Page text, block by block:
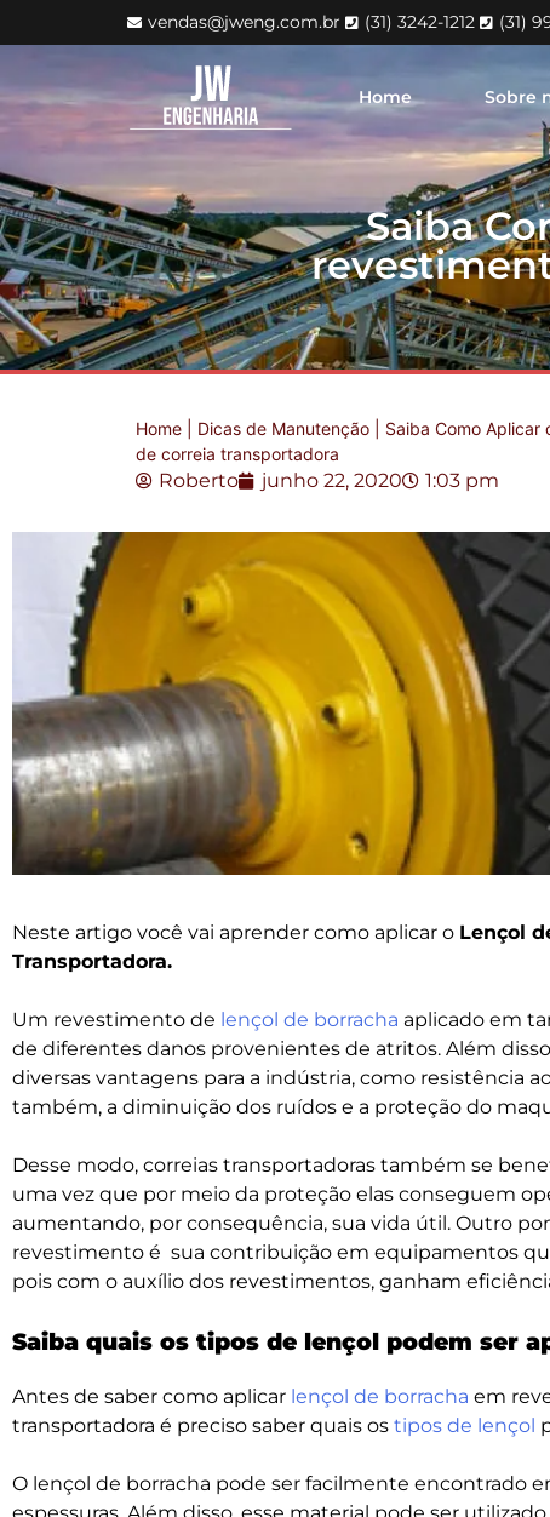
vendas@jweng.com.br (31) 3242-1212 (31)
Home Sobre
Saiba
Home Dicas de Manutenção
Saiba Como
de correia transportadora
Roberto junho 22, 2020 1:03 pm
Neste artigo você vai aprender como aplicar o Lençol
Transportadora.
Um revestimento de lençol de borracha aplicado em
de diferentes danos provenientes de atritos. Além
diversas vantagens para a indústria, como resistência
também, a diminuição dos ruídos e a proteção do
Desse modo, correias transportadoras também se
uma vez que por meio da proteção elas conseguem
aumentando, por consequência, sua vida útil. Outro
revestimento é sua contribuição em equipamentos
pois com o auxílio dos revestimentos, ganham
Saiba quais os tipos de lençol podem ser
Antes de saber como aplicar lençol de borracha em
transportadora é preciso saber quais os tipos de lençol
O lençol de borracha pode ser facilmente encontrado